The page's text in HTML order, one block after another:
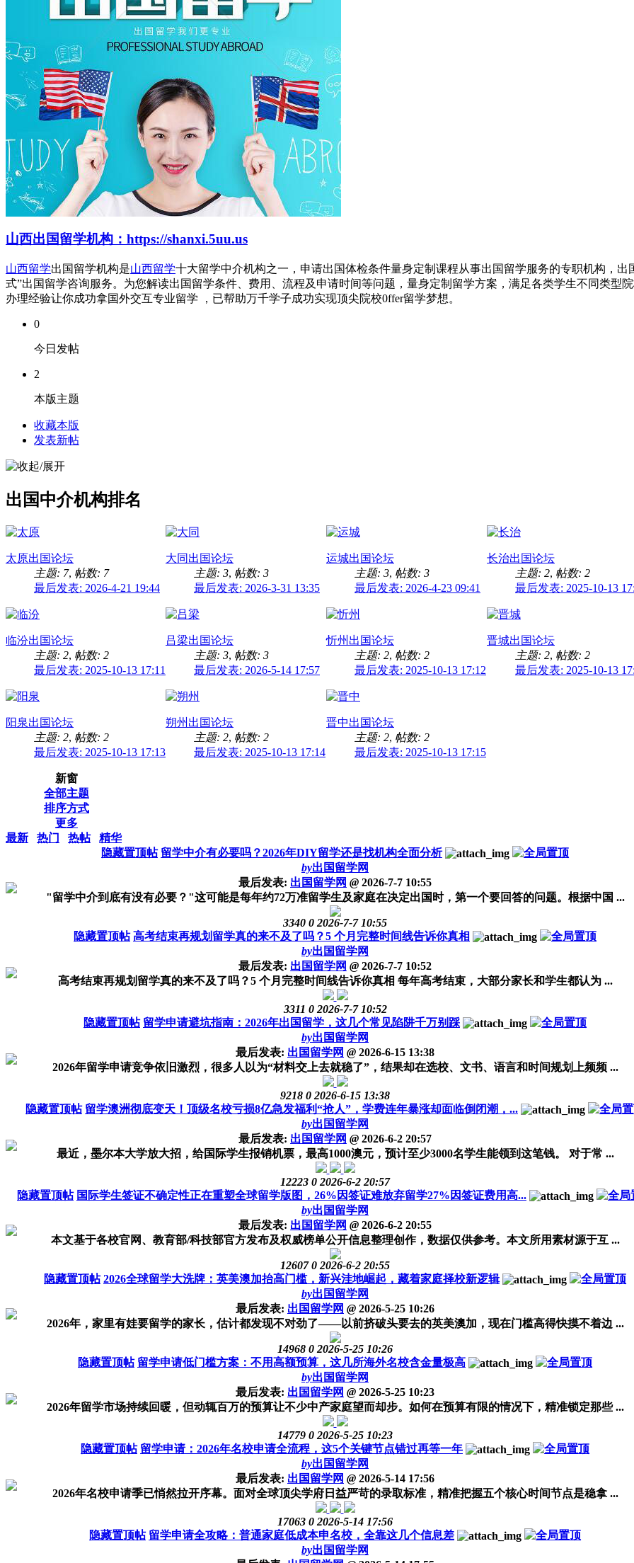
山西出国留学机构：https://shanxi.5uu.us
山西留学出国留学机构是山西留学十大留学中介机构之一，申请出国体检条件量身定制课程从事出国留学服务的专职机构，
式”出国留学咨询服务。为您解读出国留学条件、费用、流程及申请时间等问题，量身定制留学方案，满足各类学生不同类型
办理经验让你成功拿国外交互专业留学 ，已帮助万千学子成功实现顶尖院校0ffer留学梦想。
0
今日发帖
2
本版主题
收藏本版
发表新帖
出国中介机构排名
太原出国论坛
主题: 7, 帖数: 7
最后发表: 2026-4-21 19:44
大同出国论坛
主题: 3, 帖数: 3
最后发表: 2026-3-31 13:35
运城出国论坛
主题: 3, 帖数: 3
最后发表: 2026-4-23 09:41
长治出国论坛
主题: 2, 帖数: 2
最后发表: 2025-10-13
临汾出国论坛
主题: 2, 帖数: 2
最后发表: 2025-10-13 17:11
吕梁出国论坛
主题: 3, 帖数: 3
最后发表: 2026-5-14 17:57
忻州出国论坛
主题: 2, 帖数: 2
最后发表: 2025-10-13 17:12
晋城出国论坛
主题: 2, 帖数: 2
最后发表: 2025-10-13
阳泉出国论坛
主题: 2, 帖数: 2
最后发表: 2025-10-13 17:13
朔州出国论坛
主题: 2, 帖数: 2
最后发表: 2025-10-13 17:14
晋中出国论坛
主题: 2, 帖数: 2
最后发表: 2025-10-13 17:15
新窗
全部主题
排序方式
更多
最新
热门 热帖
精华
隐藏置顶帖 留学中介有必要吗？2026年DIY留学还是找机构全面分析
by出国留学网
最后发表: 出国留学网 @ 2026-7-7 10:55
"留学中介到底有没有必要？"这可能是每年约72万准留学生及家庭在决定出国时，第一个要回答的问题。根据中国 ...
3340 0 2026-7-7 10:55
隐藏置顶帖 高考结束再规划留学真的来不及了吗？5 个月完整时间线告诉你真相
by出国留学网
最后发表: 出国留学网 @ 2026-7-7 10:52
高考结束再规划留学真的来不及了吗？5 个月完整时间线告诉你真相 每年高考结束，大部分家长和学生都认为 ...
3311 0 2026-7-7 10:52
隐藏置顶帖 留学申请避坑指南：2026年出国留学，这几个常见陷阱千万别踩
by出国留学网
最后发表: 出国留学网 @ 2026-6-15 13:38
2026年留学申请竞争依旧激烈，很多人以为“材料交上去就稳了”，结果却在选校、文书、语言和时间规划上频频 ...
9218 0 2026-6-15 13:38
隐藏置顶帖 留学澳洲彻底变天！顶级名校亏损8亿急发福利“抢人”，学费连年暴涨却面临倒闭潮，...
by出国留学网
最后发表: 出国留学网 @ 2026-6-2 20:57
最近，墨尔本大学放大招，给国际学生报销机票，最高1000澳元，预计至少3000名学生能领到这笔钱。 对于常 ...
12223 0 2026-6-2 20:57
隐藏置顶帖 国际学生签证不确定性正在重塑全球留学版图，26%因签证难放弃留学27%因签证费用高...
by出国留学网
最后发表: 出国留学网 @ 2026-6-2 20:55
本文基于各校官网、教育部/科技部官方发布及权威榜单公开信息整理创作，数据仅供参考。本文所用素材源于互 ...
12607 0 2026-6-2 20:55
隐藏置顶帖 2026全球留学大洗牌：英美澳加抬高门槛，新兴洼地崛起，藏着家庭择校新逻辑
by出国留学网
最后发表: 出国留学网 @ 2026-5-25 10:26
2026年，家里有娃要留学的家长，估计都发现不对劲了——以前挤破头要去的英美澳加，现在门槛高得快摸不着边 ...
14968 0 2026-5-25 10:26
隐藏置顶帖 留学申请低门槛方案：不用高额预算，这几所海外名校含金量极高
by出国留学网
最后发表: 出国留学网 @ 2026-5-25 10:23
2026年留学市场持续回暖，但动辄百万的预算让不少中产家庭望而却步。如何在预算有限的情况下，精准锁定那些 ...
14779 0 2026-5-25 10:23
隐藏置顶帖 留学申请：2026年名校申请全流程，这5个关键节点错过再等一年
by出国留学网
最后发表: 出国留学网 @ 2026-5-14 17:56
2026年名校申请季已悄然拉开序幕。面对全球顶尖学府日益严苛的录取标准，精准把握五个核心时间节点是稳拿 ...
17063 0 2026-5-14 17:56
隐藏置顶帖 留学申请全攻略：普通家庭低成本申名校，全靠这几个信息差
by出国留学网